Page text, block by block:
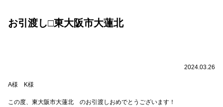
お引渡し□東大阪市大蓮北
2024.03.26
A様 K様
この度、東大阪市大蓮北 のお引渡しおめでとうございます！